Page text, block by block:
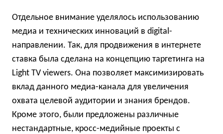
Отдельное внимание уделялось использованию
медиа и технических инноваций в digital-
направлении. Так, для продвижения в интернете
ставка была сделана на концепцию таргетинга на
Light TV viewers. Она позволяет максимизировать
вклад данного медиа-канала для увеличения
охвата целевой аудитории и знания брендов.
Кроме этого, были предложены различные
нестандартные, кросс-медийные проекты с